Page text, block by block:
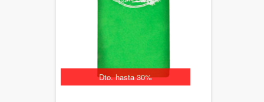
Dto. hasta 30%